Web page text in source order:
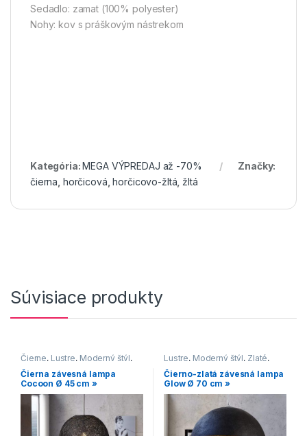
Sedadlo: zamat (100% polyester)
Nohy: kov s práškovým nástrekom
Kategória:MEGA VÝPREDAJ až -70%
Značky:
čierna horčicová ,horčicovo-žltá žltá
Súvisiace produkty
Čierne, Lustre, Moderný štýl,
Vidiecky štýl
Čierna závesná lampa
Cocoon Ø 45 cm »
Lustre, Moderný štýl, Zlaté,
Čierne
Čierno-zlatá závesná lampa
Glow Ø 70 cm »